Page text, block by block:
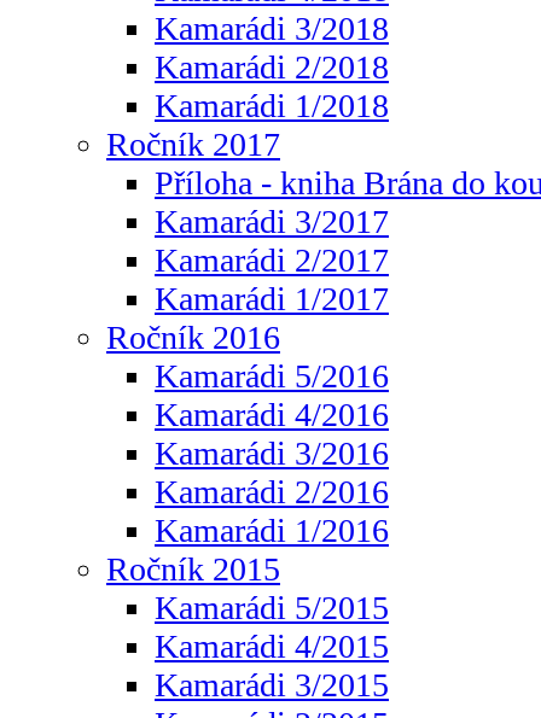
Kamarádi 3/2018
Kamarádi 2/2018
Kamarádi 1/2018
Ročník 2017
Příloha - kniha Brána do
Kamarádi 3/2017
Kamarádi 2/2017
Kamarádi 1/2017
Ročník 2016
Kamarádi 5/2016
Kamarádi 4/2016
Kamarádi 3/2016
Kamarádi 2/2016
Kamarádi 1/2016
Ročník 2015
Kamarádi 5/2015
Kamarádi 4/2015
Kamarádi 3/2015